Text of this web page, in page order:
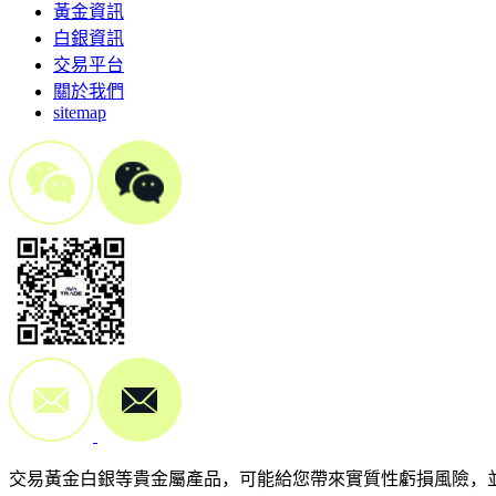
黃金資訊
白銀資訊
交易平台
關於我們
sitemap
交易黃金白銀等貴金屬產品，可能給您帶來實質性虧損風險，